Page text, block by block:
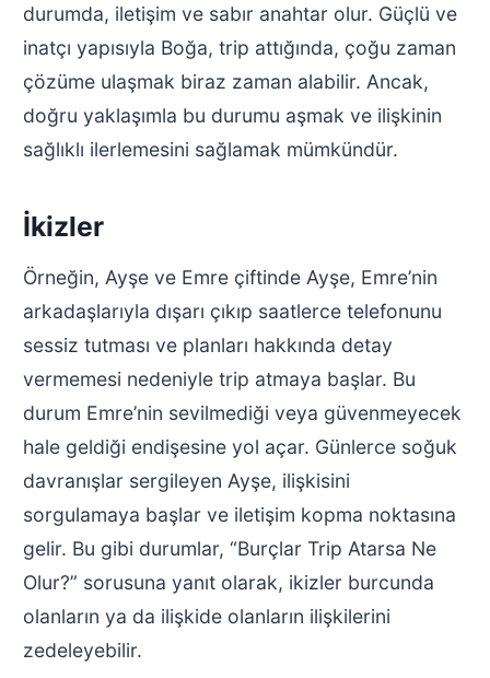
durumda, iletişim ve sabır anahtar olur. Güçlü ve
inatçı yapısıyla Boğa, trip attığında, çoğu zaman
çözüme ulaşmak biraz zaman alabilir. Ancak,
doğru yaklaşımla bu durumu aşmak ve ilişkinin
sağlıklı ilerlemesini sağlamak mümkündür.
İkizler
Örneğin, Ayşe ve Emre çiftinde Ayşe, Emre’nin
arkadaşlarıyla dışarı çıkıp saatlerce telefonunu
sessiz tutması ve planları hakkında detay
vermemesi nedeniyle trip atmaya başlar. Bu
durum Emre’nin sevilmediği veya güvenmeyecek
hale geldiği endişesine yol açar. Günlerce soğuk
davranışlar sergileyen Ayşe, ilişkisini
sorgulamaya başlar ve iletişim kopma noktasına
gelir. Bu gibi durumlar, “Burçlar Trip Atarsa Ne
Olur?” sorusuna yanıt olarak, ikizler burcunda
olanların ya da ilişkide olanların ilişkilerini
zedeleyebilir.